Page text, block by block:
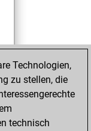
Technologien,
zu stellen, die
technisch